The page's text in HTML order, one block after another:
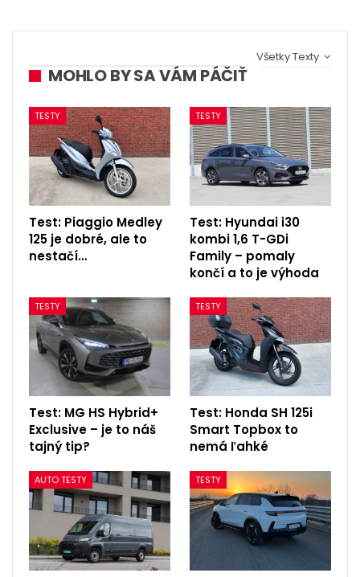
Všetky Texty
MOHLO BY SA VÁM PÁČIŤ
TESTY
Test: Piaggio Medley
125 je dobré, ale to
nestačí…
TESTY
Test: Hyundai i30
kombi 1,6 T-GDi
Family – pomaly
končí a to je výhoda
TESTY
Test: MG HS Hybrid+
Exclusive – je to náš
tajný tip?
TESTY
Test: Honda SH 125i
Smart Topbox to
nemá ľahké
AUTO TESTY TESTY